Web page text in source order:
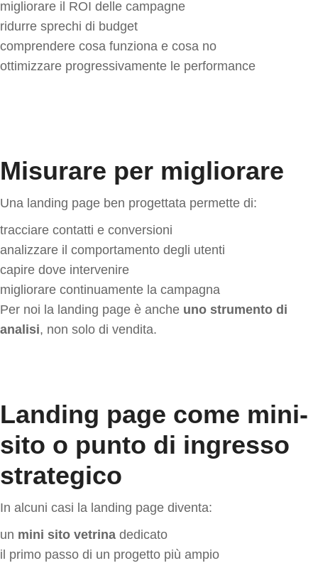
migliorare il ROI delle campagne
ridurre sprechi di budget
comprendere cosa funziona e cosa no
ottimizzare progressivamente le performance
Misurare per migliorare
Una landing page ben progettata permette di:
tracciare contatti e conversioni
analizzare il comportamento degli utenti
capire dove intervenire
migliorare continuamente la campagna
Per noi la landing page è anche uno strumento di
analisi, non solo di vendita.
Landing page come mini-
sito o punto di ingresso
strategico
In alcuni casi la landing page diventa:
un mini sito vetrina dedicato
il primo passo di un progetto più ampio